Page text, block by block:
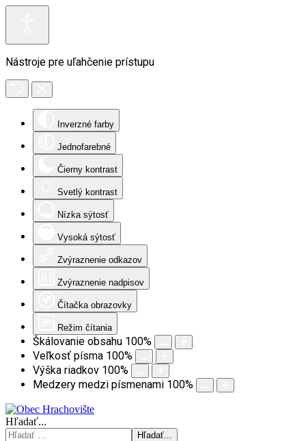
Nástroje pre uľahčenie prístupu
Inverzné farby
Jednofarebné
Čierny kontrast
Svetlý kontrast
Nízka sýtosť
Vysoká sýtosť
Zvýraznenie odkazov
Zvýraznenie nadpisov
Čítačka obrazovky
Režim čítania
Škálovanie obsahu 100%
Veľkosť písma 100%
Výška riadkov 100%
Medzery medzi písmenami 100%
Hľadať...
Hľadať...